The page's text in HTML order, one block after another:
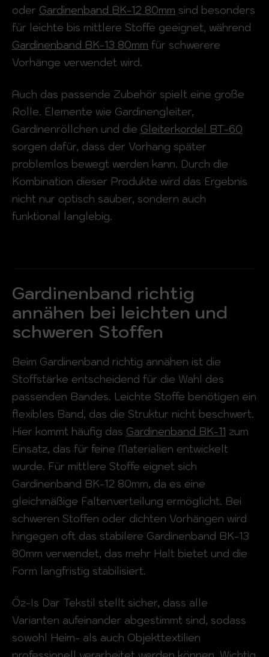
oder Gardinenband BK-12 80mm sind besonders
für leichte bis mittlere Stoffe geeignet, während
Gardinenband BK-13 80mm für schwerere
Vorhänge verwendet wird.
Auch das passende Zubehör spielt eine große
Rolle. Elemente wie Gardinengleiter,
Gardinenröllchen und die Gleiterkordel BT-60
sorgen dafür, dass der Vorhang später
problemlos bewegt werden kann. Durch die
Kombination dieser Produkte wird das Ergebnis
nicht nur optisch sauber, sondern auch
funktional langlebig.
Gardinenband richtig
annähen bei leichten und
schweren Stoffen
Beim Gardinenband richtig annähen ist die
Stoffstärke entscheidend für die Wahl des
passenden Bandes. Leichte Stoffe benötigen ein
flexibles Band, das die Struktur nicht beschwert.
Hier kommt häufig das Gardinenband BK-11 zum
Einsatz, das für feine Materialien entwickelt
wurde. Für mittlere Stoffe eignet sich
Gardinenband BK-12 80mm, da es eine
gleichmäßige Faltenverteilung ermöglicht. Bei
schweren Stoffen oder dichten Vorhängen wird
hingegen oft das stabilere Gardinenband BK-13
80mm verwendet, das mehr Halt bietet und die
Form langfristig stabilisiert.
Öz-Is Dar Tekstil stellt sicher, dass alle
Varianten aufeinander abgestimmt sind, sodass
sowohl Heim- als auch Objekttextilien